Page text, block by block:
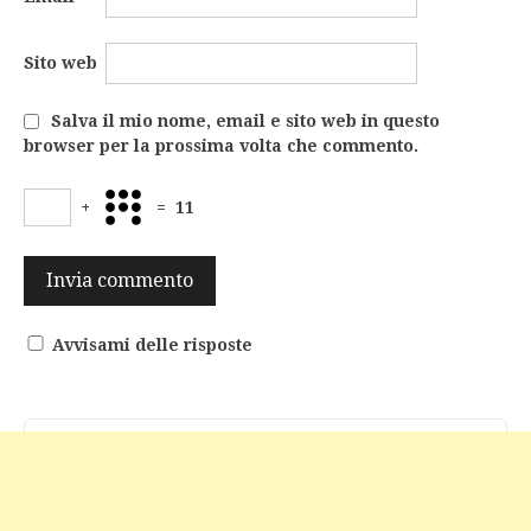
Sito web
Salva il mio nome, email e sito web in questo
browser per la prossima volta che commento.
+ = 11
Avvisami delle risposte